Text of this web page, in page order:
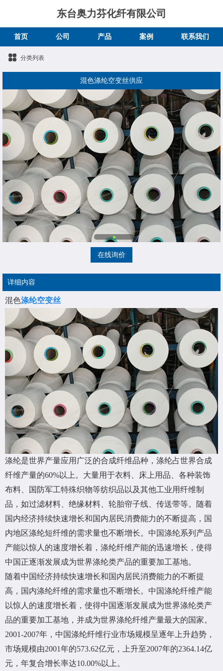
东台奥力芬化纤有限公司
首页 公司 产品 案例 联系我们
分类列表
混色涤纶空变丝供应
在线询价
详细内容
混色涤纶空变丝
涤纶是世界产量应用广泛的合成纤维品种，涤纶占世界合成
纤维产量的60%以上。大量用于衣料、床上用品、各种装饰
布料、国防军工特殊织物等纺织品以及其他工业用纤维制
品，如过滤材料、绝缘材料、轮胎帘子线、传送带等。随着
国内经济持续快速增长和国内居民消费能力的不断提高，国
内地区涤纶短纤维的需求量也不断增长。中国涤纶系列产品
产能以惊人的速度增长着，涤纶纤维产能的迅速增长，使得
中国正逐渐发展成为世界涤纶类产品的重要加工基地。
随着中国经济持续快速增长和国内居民消费能力的不断提
高，国内涤纶纤维的需求量也不断增长。中国涤纶纤维产能
以惊人的速度增长着，使得中国逐渐发展成为世界涤纶类产
品的重要加工基地，并成为世界涤纶纤维产量最大的国家。
2001-2007年，中国涤纶纤维行业市场规模呈逐年上升趋势，
市场规模由2001年的573.62亿元，上升至2007年的2364.14亿
元，年复合增长率达10.00%以上。